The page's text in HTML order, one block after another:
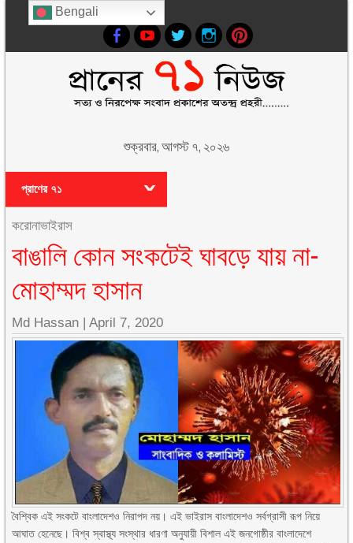
শুক্রবার, আগস্ট ৭, ২০২৬
প্রাণের ৭১
করোনাভাইরাস
বাঙালি কোন সংকটেই ঘাবড়ে যায় না-
মোহাম্মদ হাসান
Md Hassan |April 7, 2020
বৈশ্বিক এই সংকটে বাংলাদেশও নিরাপদ নয়। এই ভাইরাস বাংলাদেশও সর্বগ্রাসী রূপ নিয়ে
আঘাত হেনেছে। বিশ্ব স্বাস্থ্য সংস্থার ধারণা অনুযায়ী বিশাল এই জনগোষ্ঠীর বাংলাদেশে
Bengali